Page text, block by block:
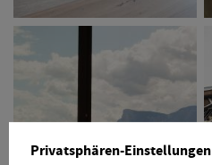
Privatsphären-Einstellungen